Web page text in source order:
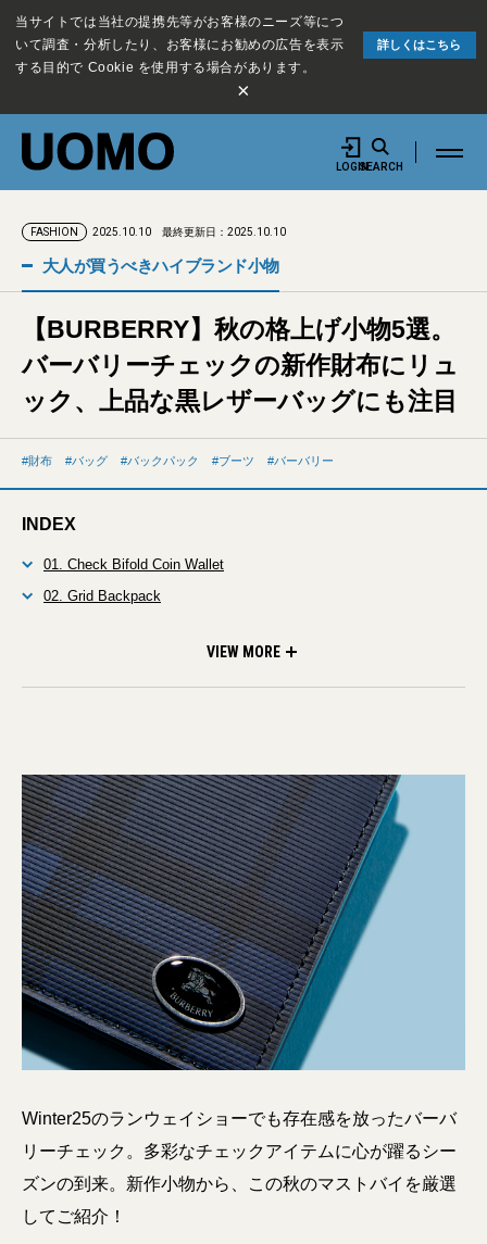
当サイトでは当社の提携先等がお客様のニーズ等につ
いて調査・分析したり、お客様にお勧めの広告を表示
する目的で Cookie を使用する場合があります。
詳しくはこちら
×
LOGINSEARCH
FASHION 2025.10.10 最終更新日：2025.10.10
大人が買うべきハイブランド小物
【BURBERRY】秋の格上げ小物5選。
バーバリーチェックの新作財布にリュ
ック、上品な黒レザーバッグにも注目
財布 バッグ バックパック ブーツ バーバリー
INDEX
01. Check Bifold Coin Wallet
02. Grid Backpack
VIEW MORE
Winter25のランウェイショーでも存在感を放ったバーバ
リーチェック。多彩なチェックアイテムに心が躍るシー
ズンの到来。新作小物から、この秋のマストバイを厳選
してご紹介！